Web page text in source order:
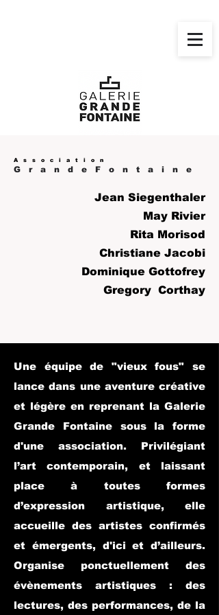
Association
GrandeFontaine
Jean Siegenthaler
May Rivier
Rita Morisod
Christiane Jacobi
Dominique Gottofrey
Gregory Corthay
Une équipe de "vieux fous" se
lance dans une aventure créative
et légère en reprenant la Galerie
Grande Fontaine sous la forme
d'une association. Privilégiant
l’art contemporain, et laissant
place à toutes formes
d’expression artistique, elle
accueille des artistes confirmés
et émergents, d'ici et d’ailleurs.
Organise ponctuellement des
évènements artistiques : des
lectures, des performances, de la